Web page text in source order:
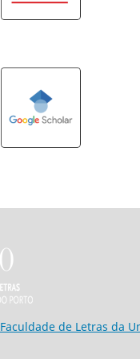
Faculdade de Letras da